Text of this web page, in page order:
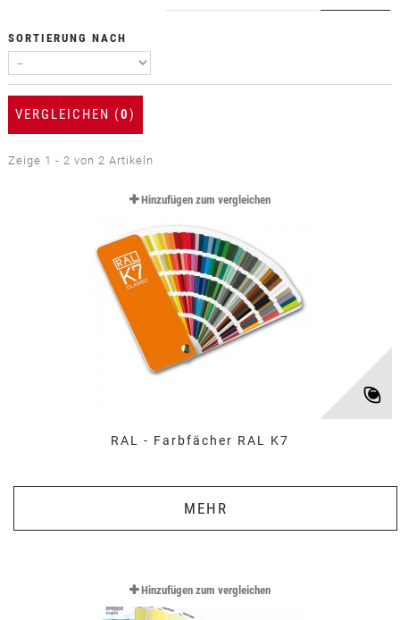
ZUBEHÖR
SORTIERUNG NACH
VERGLEICHEN (0)
Zeige 1 - 2 von 2 Artikeln
RAL - Farbfächer RAL K7
MEHR
Hinzufügen zum vergleichen
Hinzufügen zum vergleichen